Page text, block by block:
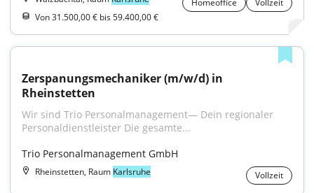
Homeoffice
Vollzeit
Von 31.500,00 € bis 59.400,00 €
Zerspanungsmechaniker (m/w/d) in
Rheinstetten
Wir sind Trio Personalmanagement— Dein regionaler
Personaldienstleister Die gesamte...
Trio Personalmanagement GmbH
Rheinstetten, Raum Karlsruhe Vollzeit